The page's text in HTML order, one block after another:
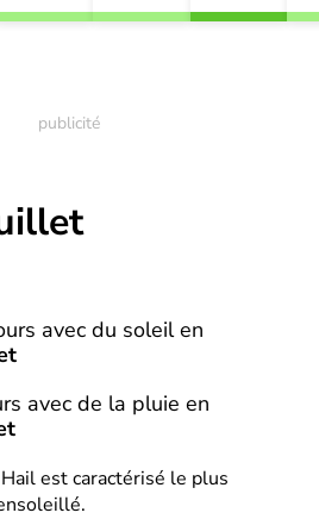
avec du soleil en
avec de la pluie en
est caractérisé le plus